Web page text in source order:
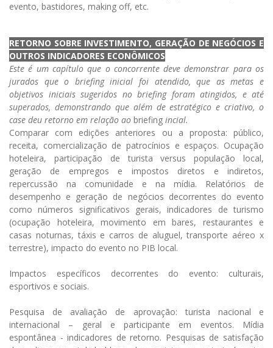
evento, bastidores, making off, etc.
RETORNO SOBRE INVESTIMENTO, GERAÇÃO DE NEGÓCIOS E
OUTROS INDICADORES ECONÔMICOS
Este é um capítulo que o concorrente deve demonstrar para os
jurados que o briefing inicial foi atendido, que as metas e
objetivos iniciais sugeridos no briefing foram atingidos, e até
superados, demonstrando que além de estratégico e criativo, o
case deu retorno em relação ao briefing incial.
Comparar com edições anteriores ou a proposta: público,
receita, comercialização de patrocínios e espaços. Ocupação
hoteleira, participação de turista versus população local,
geração de empregos e impostos diretos e indiretos,
repercussão na comunidade e na mídia. Relatórios de
desempenho e geração de negócios decorrentes do evento
como números significativos gerais, indicadores de turismo
(ocupação hoteleira, movimento em bares, restaurantes e
casas noturnas, táxis e carros de aluguel, transporte aéreo x
terrestre), impacto do evento no PIB local.
Impactos específicos decorrentes do evento: culturais,
esportivos e sociais.
Pesquisa de avaliação de aprovação: turista nacional e
internacional – geral e participante em eventos. Mídia
espontânea - indicadores de retorno. Pesquisas de satisfação